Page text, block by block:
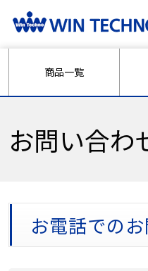
商品一覧
お問い合わ
お電話での